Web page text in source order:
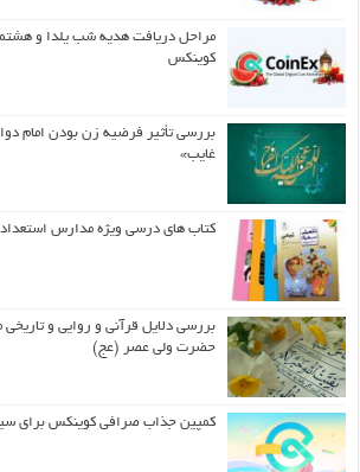
مراحل دریافت هدیه شب یلدا و
کوینکس
بررسی تأثیر فرضیه زن بودن امام
غایب»
کتاب های درسی ویژه مدارس
بررسی دلایل قرآنی و روایی و
حضرت ولی عصر (عج)
کمپین جذاب صرافی کوینکس برای